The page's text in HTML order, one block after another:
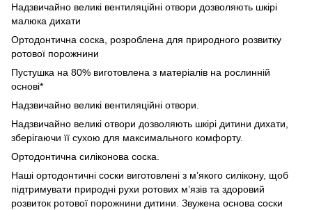
Надзвичайно великі вентиляційні отвори дозволяють шкірі
малюка дихати
Ортодонтична соска, розроблена для природного розвитку
ротової порожнини
Пустушка на 80% виготовлена з матеріалів на рослинній
основі*
Надзвичайно великі вентиляційні отвори.
Надзвичайно великі отвори дозволяють шкірі дитини дихати,
зберігаючи її сухою для максимального комфорту.
Ортодонтична силіконова соска.
Наші ортодонтичні соски виготовлені з м’якого силікону, щоб
підтримувати природні рухи ротових м’язів та здоровий
розвиток ротової порожнини дитини. Звужена основа соски